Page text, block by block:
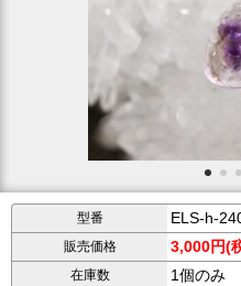
型番 ELS-h-
販売価格 3,000円(
在庫数 1個のみ